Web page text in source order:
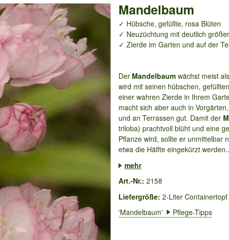
Mandelbaum
✓ Hübsche, gefüllte, rosa Blüten
✓ Neuzüchtung mit deutlich
✓ Zierde im Garten und auf der
Der Mandelbaumwächst meist
wird mit seinen hübschen,
einer wahren Zierde in Ihrem
macht sich aber auch in
und an Terrassen gut. Damit der
triloba) prachtvoll blüht und eine
Pflanze wird, sollte er unmittelbar
etwa die Hälfte eingekürzt
mehr
Art.-Nr.: 2158
Liefergröße: 2-Liter
'Mandelbaum'
Pflege-Tipps